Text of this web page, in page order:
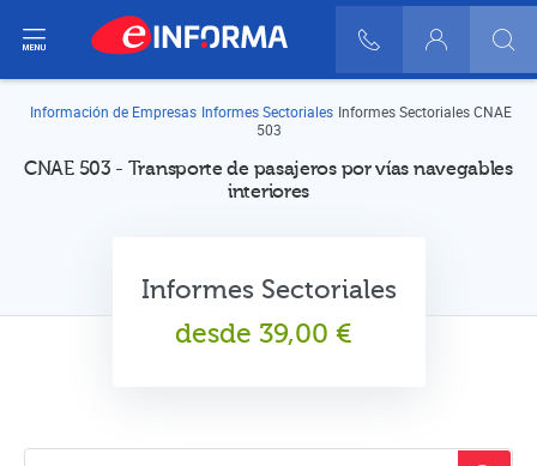
900 10 30 20
Login
Información de Empresas Informes Sectoriales Informes Sectoriales CNAE
503
CNAE 503 - Transporte de pasajeros por vías navegables
interiores
Informes Sectoriales
desde 39,00 €